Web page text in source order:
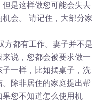
是这样做您可能会失去
会。 请记住，大部分家
方都有工作。妻子并不是
说，您都会被要求做一
一样，比如摆桌子，洗
除非居住的家庭提出帮
您不知道怎么使用机